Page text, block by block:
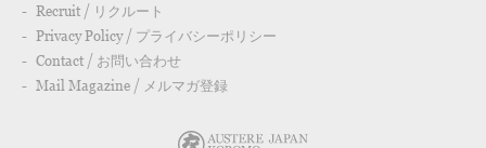
Recruit / リクルート
Privacy Policy / プライバシーポリシー
Contact / お問い合わせ
Mail Magazine / メルマガ登録